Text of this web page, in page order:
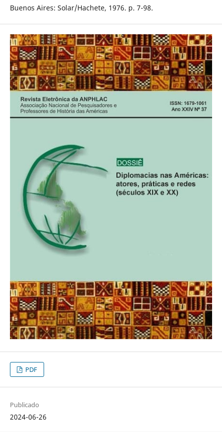
Buenos Aires: Solar/Hachete, 1976. p. 7-98.
PDF
Publicado
2024-06-26